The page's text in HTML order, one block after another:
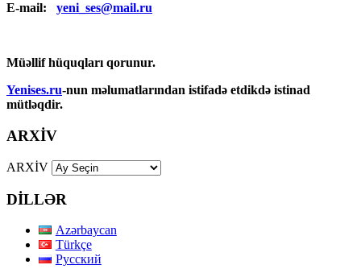
E-mail: yeni_ses@mail.ru
Müəllif hüquqları qorunur.
Yenises.ru-nun məlumatlarından istifadə etdikdə istinad
mütləqdir.
ARXİV
ARXİV
DİLLƏR
Azərbaycan
Türkçe
Русский